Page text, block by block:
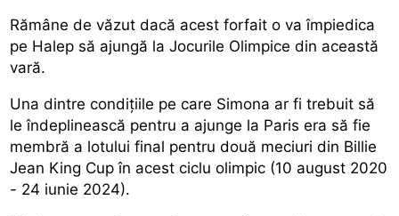
Rămâne de văzut dacă acest forfait o va împiedica
pe Halep să ajungă la Jocurile Olimpice din această
vară.
Una dintre condițiile pe care Simona ar fi trebuit să
le îndeplinească pentru a ajunge la Paris era să fie
membră a lotului final pentru două meciuri din Billie
Jean King Cup în acest ciclu olimpic (10 august 2020
- 24 iunie 2024).